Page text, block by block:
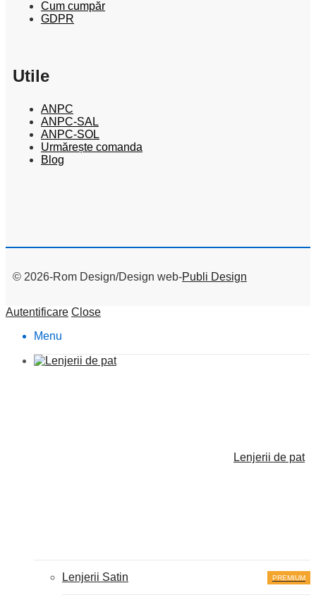
Cum cumpăr
GDPR
Utile
ANPC
ANPC-SAL
ANPC-SOL
Urmărește comanda
Blog
© 2026-Rom Design/Design web-Publi Design
Autentificare Close
Menu
Lenjerii de pat
Lenjerii Satin PREMIUM